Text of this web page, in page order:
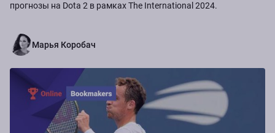
прогнозы на Dota 2 в рамках The International 2024.
Марья Коробач